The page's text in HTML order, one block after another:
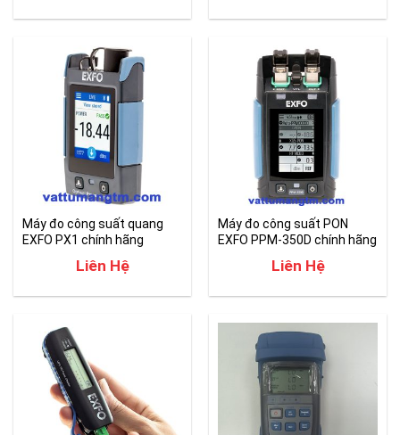
Máy đo công suất quang
EXFO PX1 chính hãng
Liên Hệ
Máy đo công suất PON
EXFO PPM-350D chính hãng
Liên Hệ